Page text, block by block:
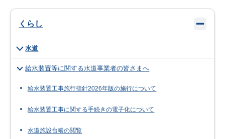
くらし
水道
給水装置等に関する水道事業者の皆さまへ
給水装置工事施行指針2026年版の施行について
給水装置工事に関する手続きの電子化について
水道施設台帳の閲覧